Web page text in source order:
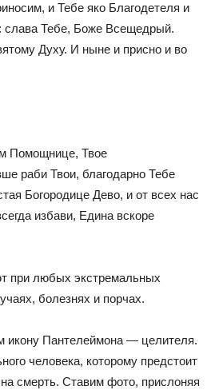
и Тебе яко Благодетеля и
слава Тебе, Боже Всещедрый.
Духу. И ныне и присно и во
Помощнице, Твое
раби Твои, благодарно Тебе
Богородице Дево, и от всех нас
избави, Едина вскоре
при любых экстремальных
болезнях и порчах.
икону Пантелеймона — целителя.
человека, которому предстоит
смерть. Ставим фото, прислоняя